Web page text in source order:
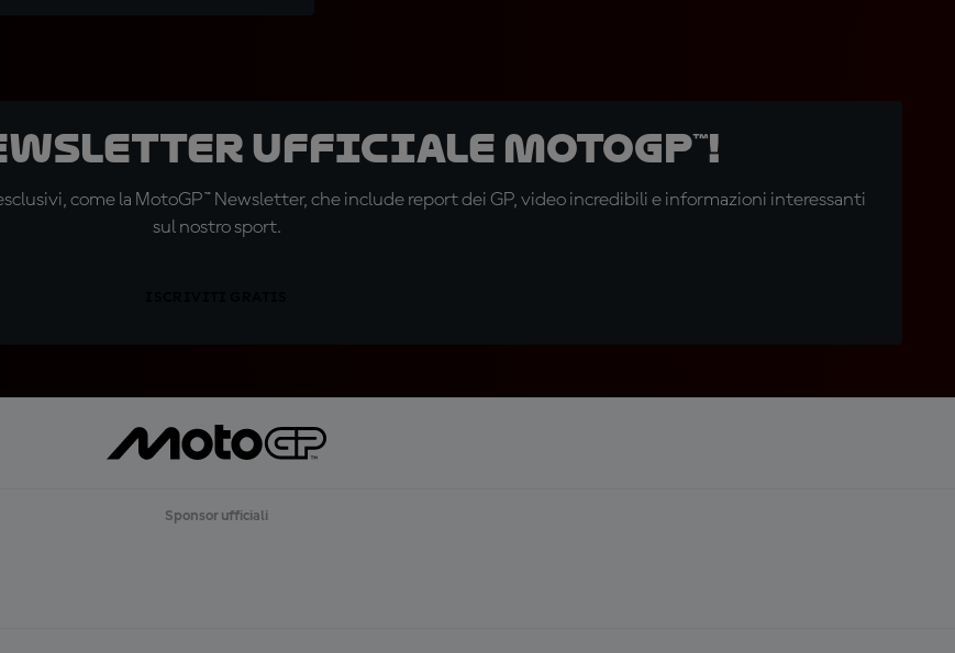
ufficiale MotoGP™!
come la MotoGP™ Newsletter, che include report dei GP, video incredibili e informazioni interessanti
sul nostro sport.
Sponsor ufficiali